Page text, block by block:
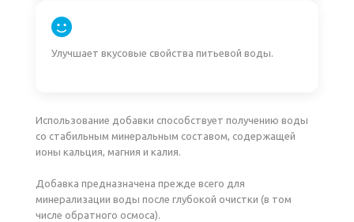
Улучшает вкусовые свойства питьевой воды.
Использование добавки способствует получению воды
со стабильным минеральным составом, содержащей
ионы кальция, магния и калия.
Добавка предназначена прежде всего для
минерализации воды после глубокой очистки (в том
числе обратного осмоса).